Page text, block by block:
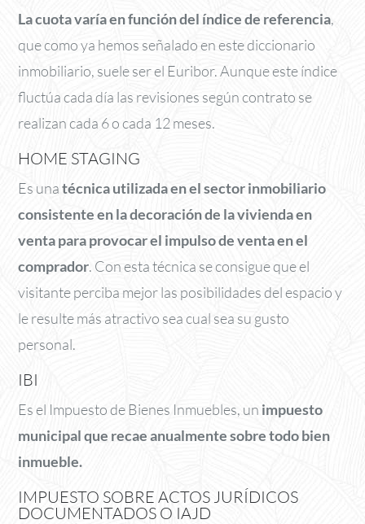
La cuota varía en función del índice de referencia,
que como ya hemos señalado en este diccionario
inmobiliario, suele ser el Euribor. Aunque este índice
fluctúa cada día las revisiones según contrato se
realizan cada 6 o cada 12 meses.
HOME STAGING
Es unatécnica utilizada en el sector inmobiliario
consistente en la decoración de la vivienda en
venta para provocar el impulso de venta en el
comprador. Con esta técnica se consigue que el
visitante perciba mejor las posibilidades del espacio y
le resulte más atractivo sea cual sea su gusto
personal.
IBI
Es el Impuesto de Bienes Inmuebles, un impuesto
municipal que recae anualmente sobre todo bien
inmueble.
IMPUESTO SOBRE ACTOS JURÍDICOS
DOCUMENTADOS O IAJD